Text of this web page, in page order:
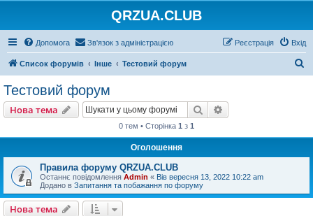
QRZUA.CLUB
Допомога Зв'язок з адміністрацією Вхід
Реєстрація
Список форумів Інше Тестовий форум
Тестовий форум
Нова тема Пошук
0 тем • Сторінка 1 з 1
Оголошення
Правила форуму QRZUA.CLUB
Останнє повідомлення Admin « Вів вересня 13, 2022 10:22 am
Додано в Запитання та побажання по форуму
Нова тема